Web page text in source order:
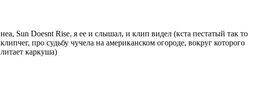
неа, Sun Doesnt Rise, я ее и слышал, и клип видел (кста пестатый так то
клипчег, про судьбу чучела на американском огороде, вокруг которого
литает каркуша)